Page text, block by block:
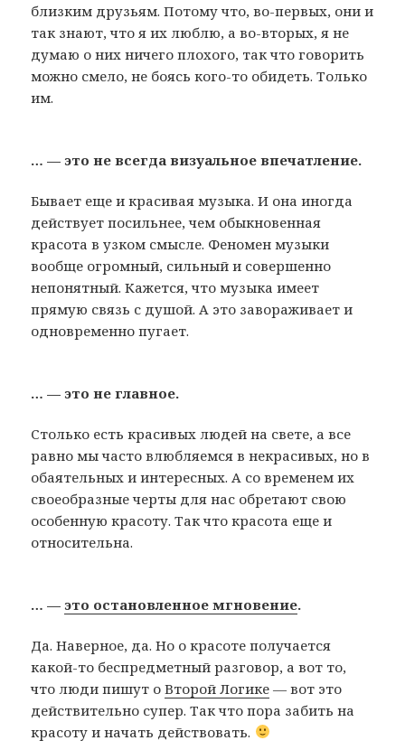
близким друзьям. Потому что, во-первых, они и
так знают, что я их люблю, а во-вторых, я не
думаю о них ничего плохого, так что говорить
можно смело, не боясь кого-то обидеть. Только
им.
… — это не всегда визуальное впечатление.
Бывает еще и красивая музыка. И она иногда
действует посильнее, чем обыкновенная
красота в узком смысле. Феномен музыки
вообще огромный, сильный и совершенно
непонятный. Кажется, что музыка имеет
прямую связь с душой. А это завораживает и
одновременно пугает.
… — это не главное.
Столько есть красивых людей на свете, а все
равно мы часто влюбляемся в некрасивых, но в
обаятельных и интересных. А со временем их
своеобразные черты для нас обретают свою
особенную красоту. Так что красота еще и
относительна.
… —это остановленное мгновение.
Да. Наверное, да. Но о красоте получается
какой-то беспредметный разговор, а вот то,
что люди пишут оВторой Логике — вот это
действительно супер. Так что пора забить на
красоту и начать действовать.